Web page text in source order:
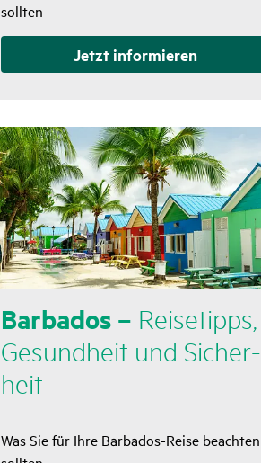
sollten
Jetzt infor­mieren
Barbados – Reise­tipps,
Gesund­heit und Sicher­
heit
Was Sie für Ihre Barbados-Reise beachten